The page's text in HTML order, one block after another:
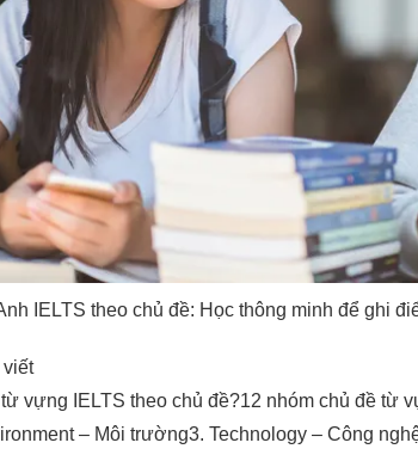
IELTS theo chủ đề: Học thông minh để ghi
viết
vựng IELTS theo chủ đề?12 nhóm chủ đề từ
– Môi trường3. Technology – Công